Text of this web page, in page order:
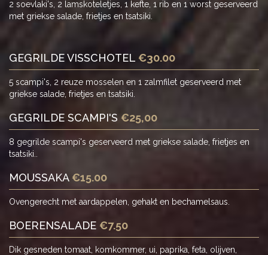
2 soevlaki's, 2 lamskoteletjes, 1 kefte, 1 rib en 1 worst geserveerd
met griekse salade, frietjes en tsatsiki.
GEGRILDE VISSCHOTEL €30.00
5 scampi's, 2 reuze mosselen en 1 zalmfilet geserveerd met
griekse salade, frietjes en tsatsiki.
GEGRILDE SCAMPI'S €25,00
8 gegrilde scampi's geserveerd met griekse salade, frietjes en
tsatsiki..
MOUSSAKA €15.00
Ovengerecht met aardappelen, gehakt en bechamelsaus.
BOERENSALADE €7.50
Dik gesneden tomaat, komkommer, ui, paprika, feta, olijven,